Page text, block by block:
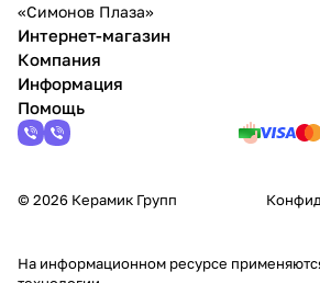
«Симонов Плаза»
Интернет-магазин
Компания
Информация
Помощь
© 2026 Керамик Групп
На информационном ресурсе